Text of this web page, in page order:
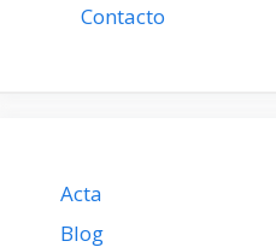
Contacto
Acta
Blog